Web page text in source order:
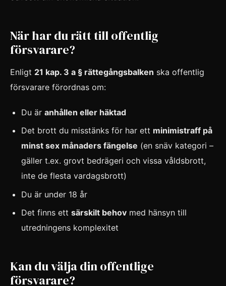
När har du rätt till offentlig
försvarare?
Enligt 21 kap. 3 a § rättegångsbalken ska offentlig
försvarare förordnas om:
Du äranhållen eller häktad
Det brott du misstänks för har ett minimistraff på
minst sex månaders fängelse (en snäv kategori –
gäller t.ex. grovt bedrägeri och vissa våldsbrott,
inte de flesta vardagsbrott)
Du är under 18 år
Det finns ettsärskilt behov med hänsyn till
utredningens komplexitet
Kan du välja din offentlige
försvarare?